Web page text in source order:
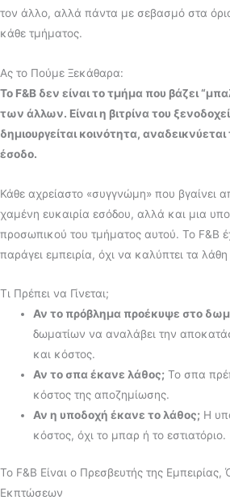
τον άλλο, αλλά πάντα με σεβασμό στα όρια
κάθε τμήματος.
Ας το Πούμε Ξεκάθαρα:
Το F&B δεν είναι το τμήμα που βάζει
των άλλων. Είναι η βιτρίνα του
δημιουργείται κοινότητα, αναδεικνύεται
έσοδο.
Κάθε αχρείαστο «συγγνώμη» που βγαίνει
χαμένη ευκαιρία εσόδου, αλλά και μια
προσωπικού του τμήματος αυτού. Το F&B
παράγει εμπειρία, όχι να καλύπτει τα
Τι Πρέπει να Γίνεται;
Αν το πρόβλημα προέκυψε στο
δωματίων να αναλάβει την
και κόστος.
Αν το σπα έκανε λάθος; Το σπα
κόστος της αποζημίωσης.
Αν η υποδοχή έκανε το λάθος; Η
κόστος, όχι το μπαρ ή το εστιατόριο.
Το F&B Είναι ο Πρεσβευτής της Εμπειρίας,
Εκπτώσεων